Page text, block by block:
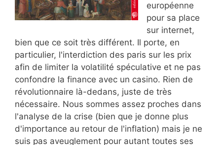
européenne
pour sa place
sur internet,
bien que ce soit très différent. Il porte, en
particulier, l'interdiction des paris sur les prix
afin de limiter la volatilité spéculative et ne pas
confondre la finance avec un casino. Rien de
révolutionnaire là-dedans, juste de très
nécessaire. Nous sommes assez proches dans
l'analyse de la crise (bien que je donne plus
d'importance au retour de l'inflation) mais je ne
suis pas aveuglement pour autant toutes ses